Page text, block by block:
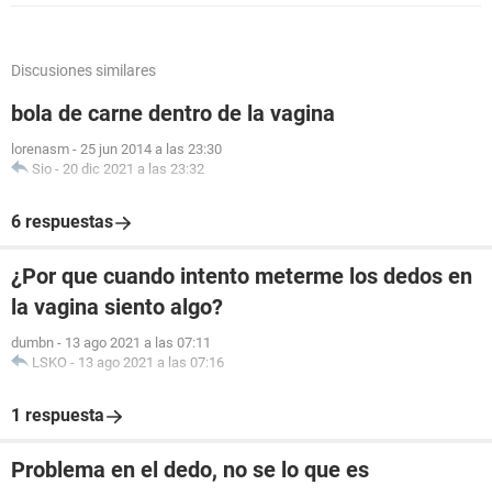
Discusiones similares
bola de carne dentro de la vagina
lorenasm - 25 jun 2014 a las 23:30
Sio - 20 dic 2021 a las 23:32
6 respuestas
¿Por que cuando intento meterme los dedos en
la vagina siento algo?
dumbn - 13 ago 2021 a las 07:11
LSKO - 13 ago 2021 a las 07:16
1 respuesta
Problema en el dedo, no se lo que es